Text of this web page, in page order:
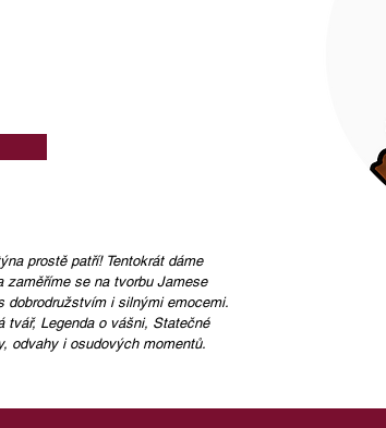
prostě patří! Tentokrát dáme
zaměříme se na tvorbu Jamese
dobrodružstvím i silnými emocemi.
tvář, Legenda o vášni, Statečné
odvahy i osudových momentů.